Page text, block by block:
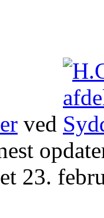
ved
23.